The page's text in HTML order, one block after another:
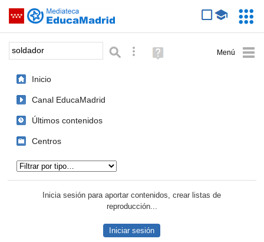
Saltar navegación
Palabra o frase: Búsqueda avanzada
Ayuda
(en
Inicio
Canal EducaMadrid
Últimos contenidos
Centros
Inicia sesión para aportar contenidos, crear listas de
reproducción...
Iniciar sesión